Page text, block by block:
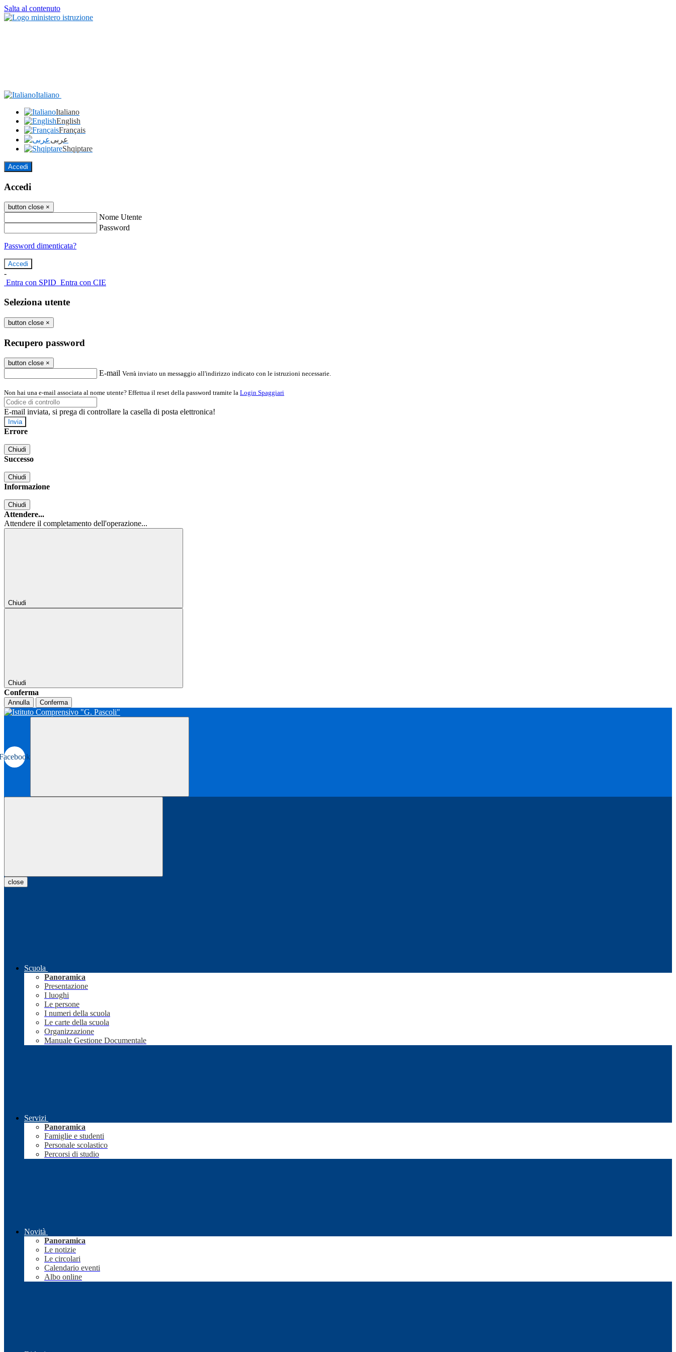
Salta al contenuto
Italiano
Italiano
English
Français
عربى
Shqiptare
Accedi
Accedi
button close ×
Nome Utente
Password
Password dimenticata?
-
Entra con SPID Entra con CIE
Seleziona utente
button close ×
Recupero password
button close ×
E-mail Verrà inviato un messaggio all'indirizzo indicato con le istruzioni necessarie.
Non hai una e-mail associata al nome utente? Effettua il reset della password tramite la Login Spaggiari
E-mail inviata, si prega di controllare la casella di posta elettronica!
Errore
Chiudi
Successo
Chiudi
Informazione
Chiudi
Attendere...
Attendere il completamento dell'operazione...
Chiudi
Chiudi
Conferma
Annulla Conferma
close
Scuola
Panoramica
Presentazione
I luoghi
Le persone
I numeri della scuola
Le carte della scuola
Organizzazione
Manuale Gestione Documentale
Servizi
Panoramica
Famiglie e studenti
Personale scolastico
Percorsi di studio
Novità
Panoramica
Le notizie
Le circolari
Calendario eventi
Albo online